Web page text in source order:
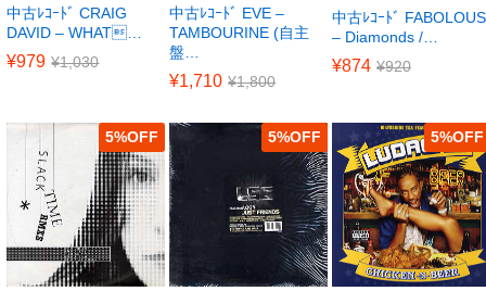
中古ﾚｺｰﾄﾞ CRAIG
DAVID – WHAT…
¥979 ¥1,030
中古ﾚｺｰﾄﾞ EVE –
TAMBOURINE (自主
盤…
¥1,710 ¥1,800
中古ﾚｺｰﾄﾞ FABOLOUS
– Diamonds /…
¥874 ¥920
5% 5% 5%